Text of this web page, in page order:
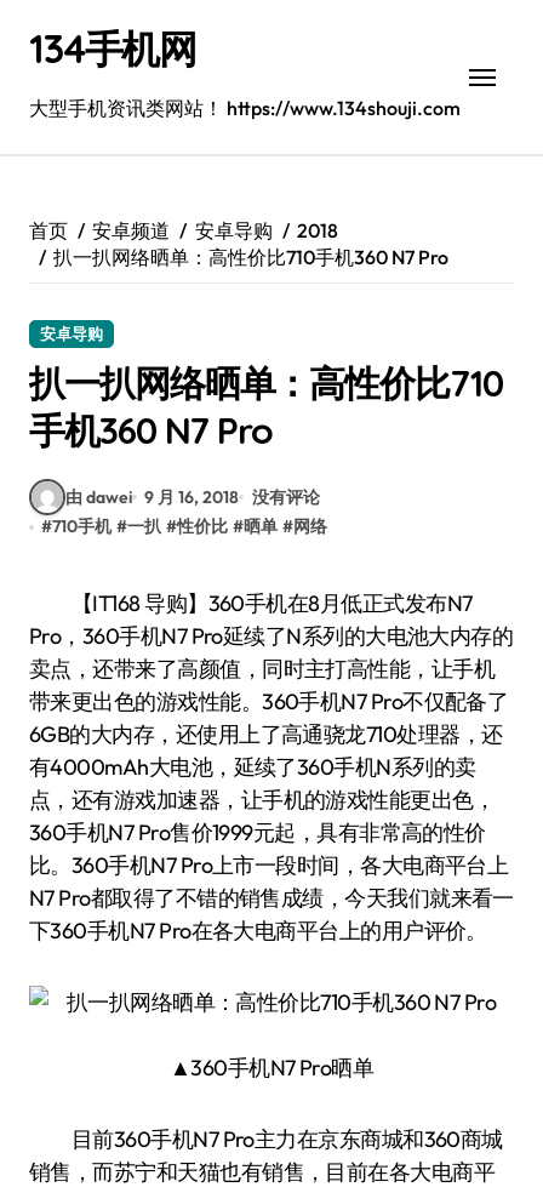
134手机网
大型手机资讯类网站！ https://www.134shouji.com
首页 安卓频道 安卓导购
2018
扒一扒网络晒单：高性价比710手机360 N7 Pro
安卓导购
扒一扒网络晒单：高性价比710
手机360 N7 Pro
由 dawei 9 月 16, 2018 没有评论
#710手机 #一扒 #性价比 #晒单 #网络
【IT168 导购】360手机在8月低正式发布N7
Pro，360手机N7 Pro延续了N系列的大电池大内存的
卖点，还带来了高颜值，同时主打高性能，让手机
带来更出色的游戏性能。360手机N7 Pro不仅配备了
6GB的大内存，还使用上了高通骁龙710处理器，还
有4000mAh大电池，延续了360手机N系列的卖
点，还有游戏加速器，让手机的游戏性能更出色，
360手机N7 Pro售价1999元起，具有非常高的性价
比。360手机N7 Pro上市一段时间，各大电商平台上
N7 Pro都取得了不错的销售成绩，今天我们就来看一
下360手机N7 Pro在各大电商平台上的用户评价。
▲360手机N7 Pro晒单
目前360手机N7 Pro主力在京东商城和360商城
销售，而苏宁和天猫也有销售，目前在各大电商平